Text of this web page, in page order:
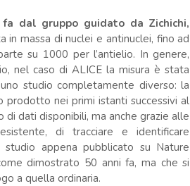
dal gruppo guidato da Zichichi,
massa di nuclei e antinuclei, fino ad
su 1000 per l’antielio. In genere,
nel caso di ALICE la misura è stata
studio completamente diverso: la
prodotto nei primi istanti successivi al
dati disponibili, ma anche grazie alle
di tracciare e identificare
appena pubblicato su Nature
dimostrato 50 anni fa, ma che si
a quella ordinaria.